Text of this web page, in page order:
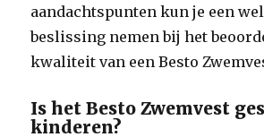
aandachtspunten kun je een
beslissing nemen bij het
kwaliteit van een Besto
Is het Besto Zwemvest
kinderen?